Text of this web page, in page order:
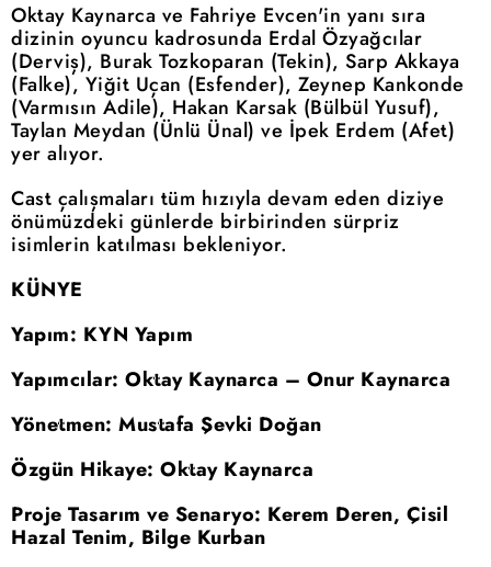
Oktay Kaynarca ve Fahriye Evcen'in yanı sıra
dizinin oyuncu kadrosunda Erdal Özyağcılar
(Derviş), Burak Tozkoparan (Tekin), Sarp Akkaya
(Falke), Yiğit Uçan (Esfender), Zeynep Kankonde
(Varmısın Adile), Hakan Karsak (Bülbül Yusuf),
Taylan Meydan (Ünlü Ünal) ve İpek Erdem (Afet)
yer alıyor.
Cast çalışmaları tüm hızıyla devam eden diziye
önümüzdeki günlerde birbirinden sürpriz
isimlerin katılması bekleniyor.
KÜNYE
Yapım: KYN Yapım
Yapımcılar: Oktay Kaynarca – Onur Kaynarca
Yönetmen: Mustafa Şevki Doğan
Özgün Hikaye: Oktay Kaynarca
Proje Tasarım ve Senaryo: Kerem Deren, Çisil
Hazal Tenim, Bilge Kurban